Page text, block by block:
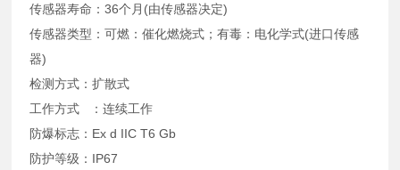
传感器寿命：36个月(由传感器决定)
传感器类型：可燃：催化燃烧式；有毒：电化学式(进口传感
器)
检测方式：扩散式
工作方式 ：连续工作
防爆标志：Ex d IIC T6 Gb
防护等级：IP67